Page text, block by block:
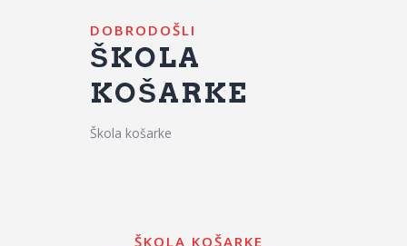
DOBRODOŠLI
ŠKOLA
KOŠARKE
Škola košarke
ŠKOLA KOŠARKE